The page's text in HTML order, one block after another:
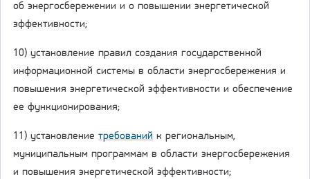
об энергосбережении и о повышении энергетической
эффективности;
10) установление правил создания государственной
информационной системы в области энергосбережения и
повышения энергетической эффективности и обеспечение
ее функционирования;
11) установление требований к региональным,
муниципальным программам в области энергосбережения
и повышения энергетической эффективности;